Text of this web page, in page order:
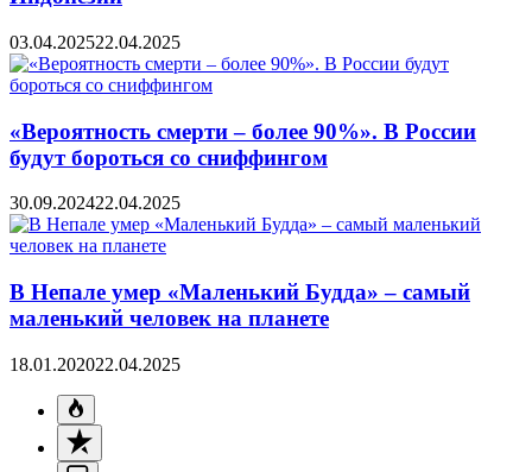
03.04.202522.04.2025
«Вероятность смерти – более 90%». В России
будут бороться со сниффингом
30.09.202422.04.2025
В Непале умер «Маленький Будда» – самый
маленький человек на планете
18.01.202022.04.2025